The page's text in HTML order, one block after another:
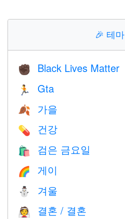
🎉 테마
✊🏿 Black Lives Matter
🏃 Gta
🍂 가을
💊 건강
🛍 검은 금요일
🌈 게이
⛄ 겨울
👰 결혼 / 결혼